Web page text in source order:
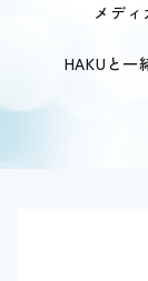
メデ
HAKUと一